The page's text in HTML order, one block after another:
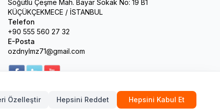
Söğütlü Çeşme Mah. Bayar Sokak No: 19 B1
KÜÇÜKÇEKMECE / İSTANBUL
Telefon
+90 555 560 27 32
E-Posta
ozdnylmz71@gmail.com
Özelleştir Hepsini Reddet Hepsini Kabul Et